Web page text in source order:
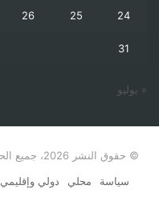
24
25
26
31
« يوليو
© حقوق النشر 2026، جميع الحقوق محفوظة |
سياسة
محلي دولي وإقليمي